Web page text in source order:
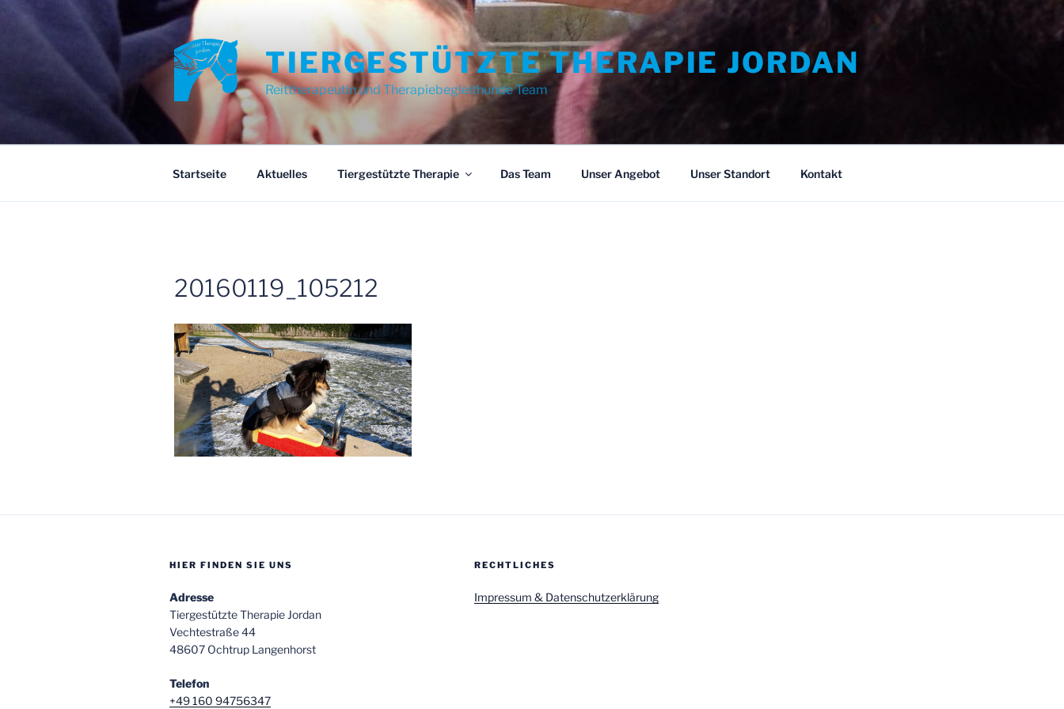
TIERGESTÜTZTE THERAPIE JORDAN
Reittherapeutin und Therapiebegleithunde Team
Startseite Aktuelles Tiergestützte Therapie Das Team Unser Angebot Unser Standort Kontakt
20160119_105212
HIER FINDEN SIE UNS
Adresse
Tiergestützte Therapie Jordan
Vechtestraße 44
48607 Ochtrup Langenhorst
Telefon
+49 160 94756347
RECHTLICHES
Impressum & Datenschutzerklärung